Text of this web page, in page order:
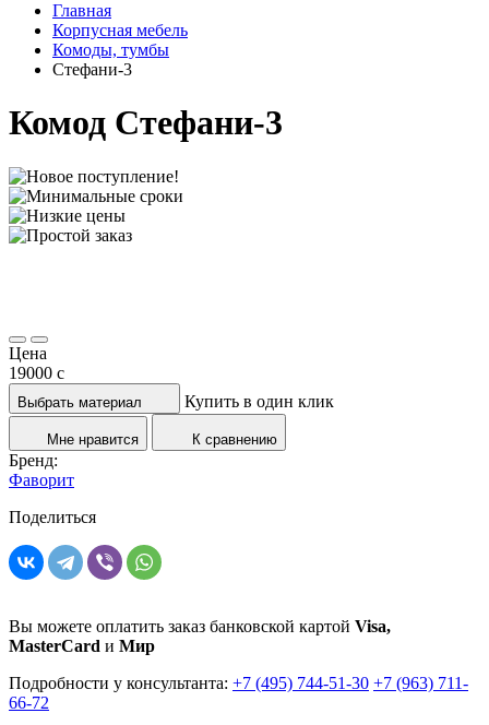
Главная
Корпусная мебель
Комоды, тумбы
Стефани-3
Комод Стефани-3
Цена
19000 c
Выбрать материал Купить в один клик
Мне нравится К сравнению
Бренд:
Фаворит
Поделиться
Вы можете оплатить заказ банковской картой Visa,
MasterCard и Мир
Подробности у консультанта: +7 (495) 744-51-30 +7 (963) 711-
66-72